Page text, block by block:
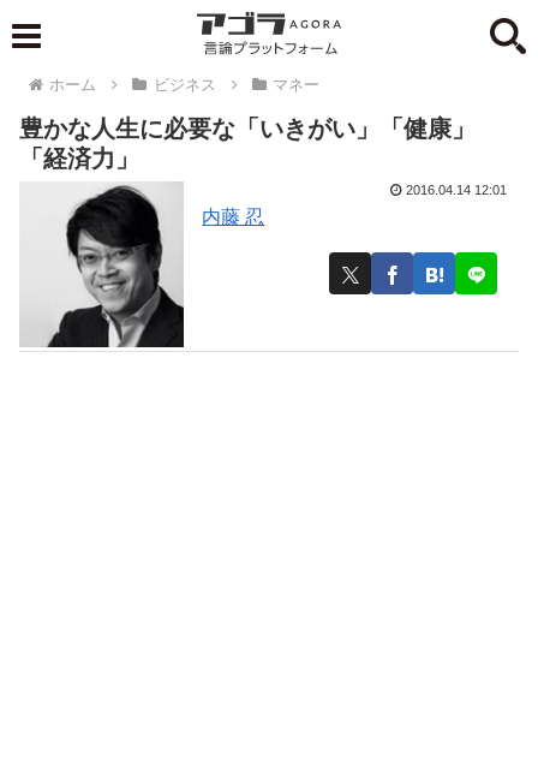
ホーム ビジネス マネー
豊かな人生に必要な「いきがい」「健康」
「経済力」
内藤 忍
2016.04.14 12:01